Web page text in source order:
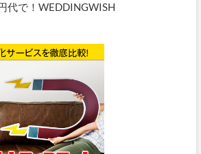
代で！WEDDINGWISH